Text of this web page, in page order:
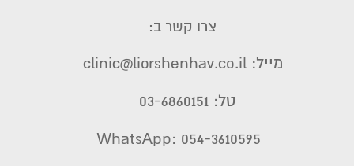
צרו קשר ב:
מייל: clinic@liorshenhav.co.il
טל: 03-6860151
WhatsApp: 054-3610595